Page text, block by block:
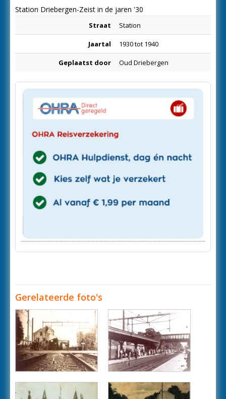
Station Driebergen-Zeist in de jaren '30
Straat Station
Jaartal 1930 tot 1940
Geplaatst door Oud Driebergen
Gerelateerde foto's